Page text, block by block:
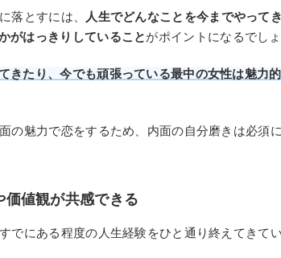
落とすには、
人生でどんなことを今までやって
がはっきりしていることがポイントになるでしょ
きたり、今でも頑張っている最中の女性は魅力
の魅力で恋をするため、内面の自分磨きは必須
価値観が共感できる
でにある程度の人生経験をひと通り終えてきてい